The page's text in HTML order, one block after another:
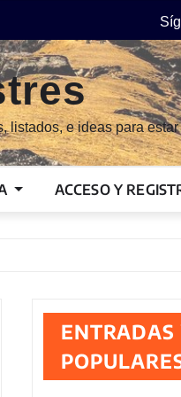
listados, e ideas para
ACCESO Y